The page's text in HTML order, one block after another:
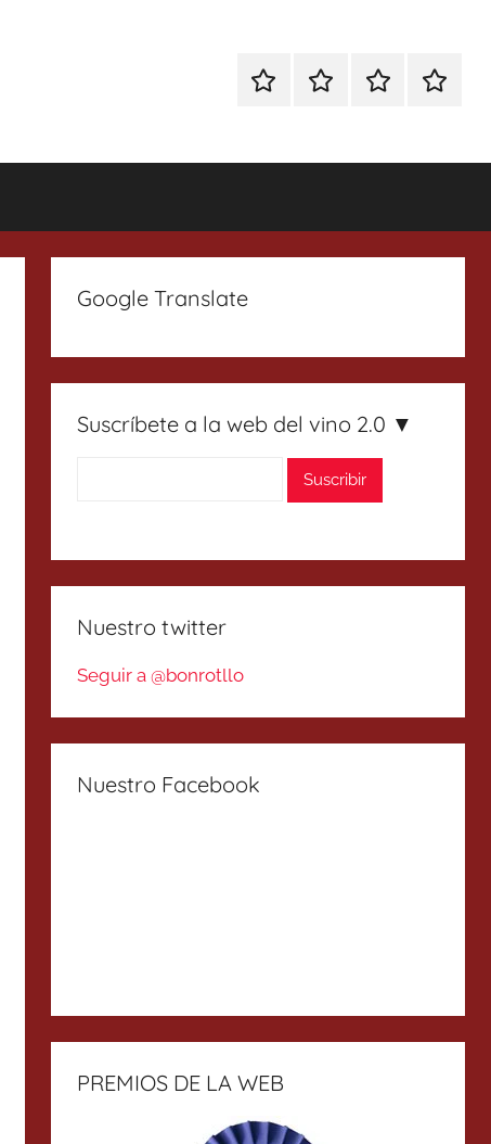
EspecialEnoturismoRanking
Google Translate
Suscríbete a la web del vino 2.0 ▼
Nuestro twitter
Seguir a @bonrotllo
Nuestro Facebook
PREMIOS DE LA WEB